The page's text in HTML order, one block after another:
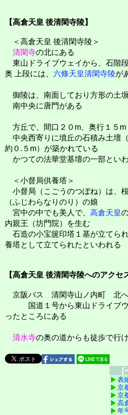
【高倉天皇 後清閑寺陵】
＜高倉天皇 後清閑寺陵＞
清閑寺の北にある
東山ドライブウェイから、石階
奥 上段には、 六條天皇清閑寺陵が
御陵は、南面しており方形の土
南中央に唐門がある
方丘で、間口２０m、奥行１５m
中央西寄りに墳丘の石積み土壇
約０.５m）が築かれている
かつての法華堂基壇の一部とい
＜小督局供養塔＞
小督局（こごうのつぼね）は、
（ふじわらなりのり）の娘
宮中の中でも美人で、 高倉天皇
内親王（坊門院）を生む
石造の小宝篋印塔１基が立てら
養塔として立てられたといわれる
【高倉天皇 後清閑寺陵へのアクセ
京阪バス 清閑寺山ノ内町 北へ
国道１号から東山ドライブウ
ったところにある
清水寺の奥の道からも徒歩で行
[
表
京
京
高
年